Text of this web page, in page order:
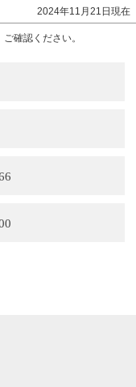
2024年11月21日現在
確認ください。